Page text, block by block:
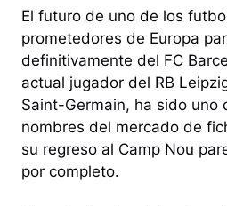
El futuro de uno de los
prometedores de Europa
definitivamente del FC
actual jugador del RB
Saint-Germain, ha sido uno
nombres del mercado de
su regreso al Camp Nou
por completo.